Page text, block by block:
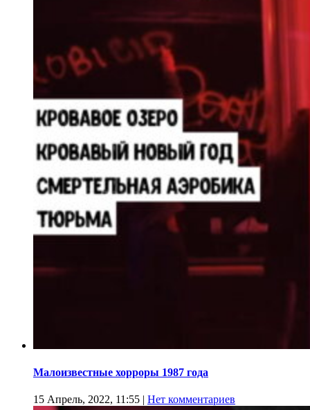
Малоизвестные хорроры 1987 года
15 Апрель, 2022, 11:55 | Нет комментариев